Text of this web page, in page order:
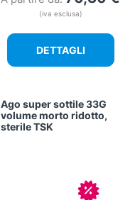
(iva esclusa)
DETTAGLI
Ago super sottile 33G
volume morto ridotto,
sterile TSK
In